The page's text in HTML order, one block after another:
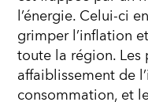
l’énergie. Celui-ci
grimper l’inflation
toute la région.
affaiblissement de
consommation, et